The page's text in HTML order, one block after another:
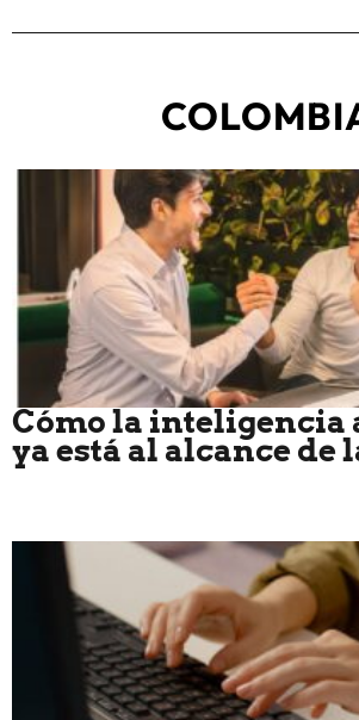
Cómo la
ya está al alcance de